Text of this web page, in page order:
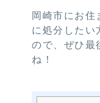
岡崎市にお住
に処分したい
ので、ぜひ最
ね！